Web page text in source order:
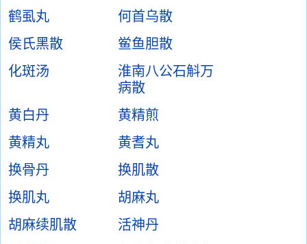
鹤虱丸
何首乌散
侯氏黑散
鲎鱼胆散
化斑汤
淮南八公石斛万
病散
黄白丹
黄精煎
黄精丸
黄耆丸
换骨丹
换肌散
换肌丸
胡麻丸
胡麻续肌散
活神丹